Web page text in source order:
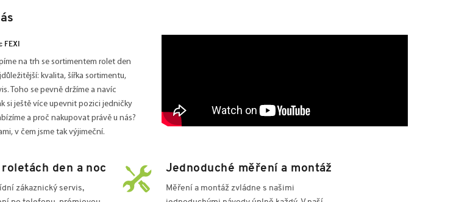
na trh se sortimentem rolet den
kvalita, šířka sortimentu,
Toho se pevně držíme a navíc
si ještě více upevnit pozici jedničky
a proč nakupovat právě u nás?
v čem jsme tak výjimeční.
den a noc
zákaznický servis,
Jednoduché měření a montáž
Měření a montáž zvládne s našimi